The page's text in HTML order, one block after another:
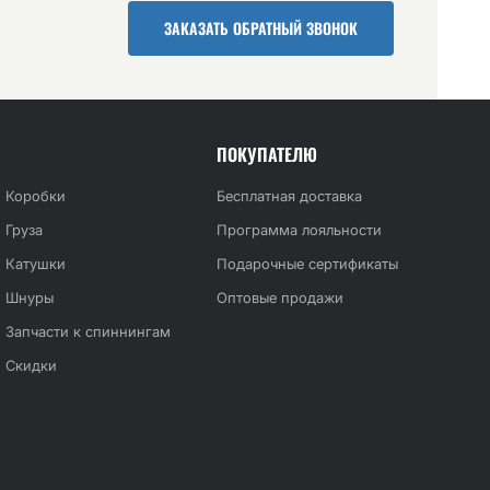
ЗАКАЗАТЬ ОБРАТНЫЙ ЗВОНОК
Коробки
Груза
Катушки
Шнуры
Запчасти к спиннингам
Скидки
ПОКУПАТЕЛЮ
Бесплатная доставка
Программа лояльности
Подарочные сертификаты
Оптовые продажи